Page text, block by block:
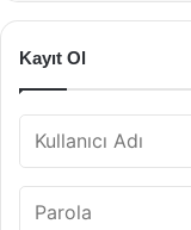
Kayıt Ol